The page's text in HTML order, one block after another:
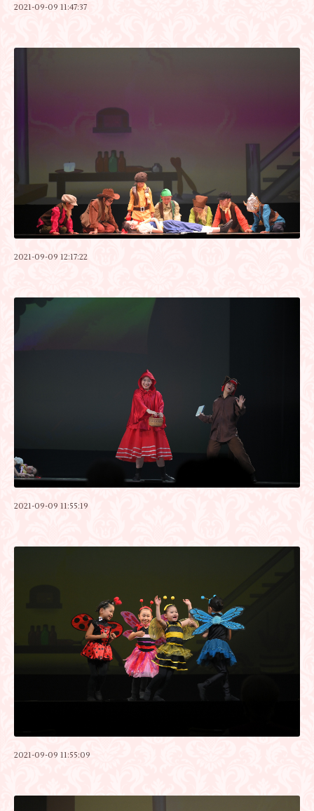
2021-09-09 11:47:37
2021-09-09 12:17:22
2021-09-09 11:55:19
2021-09-09 11:55:09